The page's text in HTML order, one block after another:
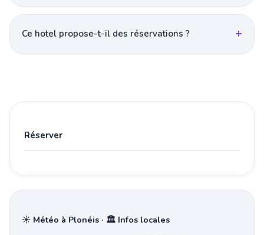
Ce hotel propose-t-il des réservations ?
Réserver
☀️ Météo à Plonéis · 🏛️ Infos locales